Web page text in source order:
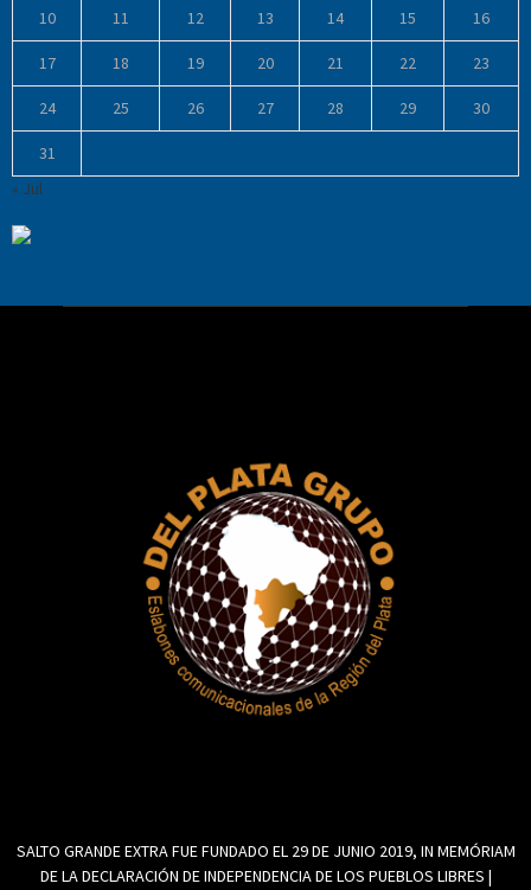
10 11 12 13 14 15 16
17 18 19 20 21 22 23
24 25 26 27 28 29 30
31
« Jul
SALTO GRANDE EXTRA FUE FUNDADO EL 29 DE JUNIO 2019, IN MEMÓRIAM
DE LA DECLARACIÓN DE INDEPENDENCIA DE LOS PUEBLOS LIBRES |